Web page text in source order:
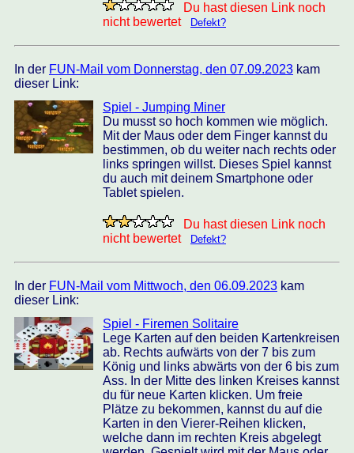
Du hast diesen Link noch
nicht bewertet
Defekt?
In der FUN-Mail vom Donnerstag, den 07.09.2023 kam
dieser Link:
Spiel - Jumping Miner
Du musst so hoch kommen wie möglich.
Mit der Maus oder dem Finger kannst du
bestimmen, ob du weiter nach rechts oder
links springen willst. Dieses Spiel kannst
du auch mit deinem Smartphone oder
Tablet spielen.
Du hast diesen Link noch
nicht bewertet
Defekt?
In der FUN-Mail vom Mittwoch, den 06.09.2023 kam
dieser Link:
Spiel - Firemen Solitaire
Lege Karten auf den beiden Kartenkreisen
ab. Rechts aufwärts von der 7 bis zum
König und links abwärts von der 6 bis zum
Ass. In der Mitte des linken Kreises kannst
du für neue Karten klicken. Um freie
Plätze zu bekommen, kannst du auf die
Karten in den Vierer-Reihen klicken,
welche dann im rechten Kreis abgelegt